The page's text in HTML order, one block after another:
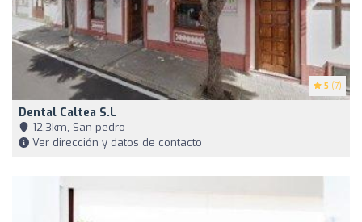
5 (7)
Dental Caltea S.L
12,3km, San pedro
Ver dirección y datos de contacto